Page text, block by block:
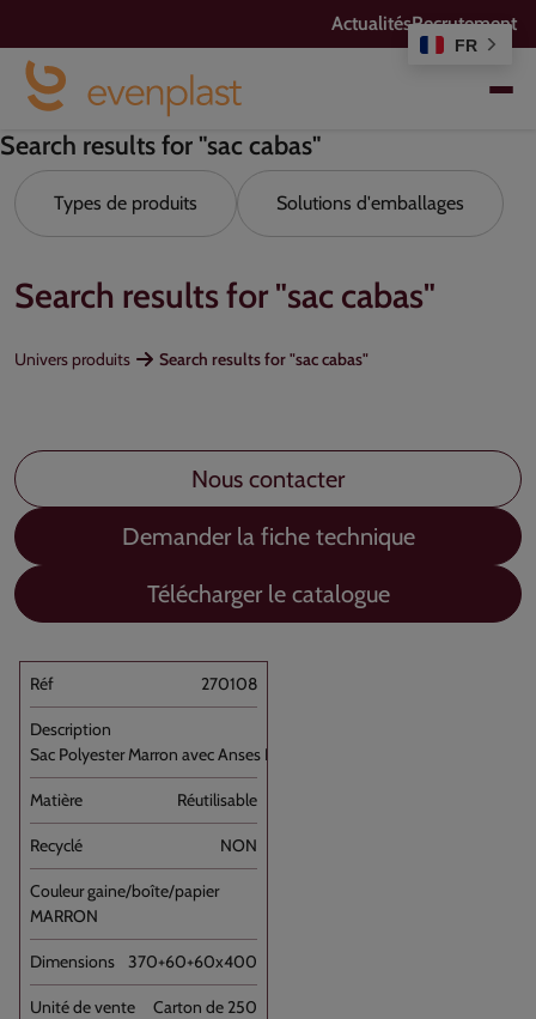
FR
ActualitésRecrutement
Search results for "sac cabas"
Types de produits Solutions d'emballages
Search results for "sac cabas"
Univers produits Search results for "sac cabas"
Nous contacter
Demander la fiche technique
Télécharger le catalogue
270108
Sac Polyester Marron avec Anses Imprimé [...]
Réutilisable
NON
MARRON
370+60+60x400
Carton de 250